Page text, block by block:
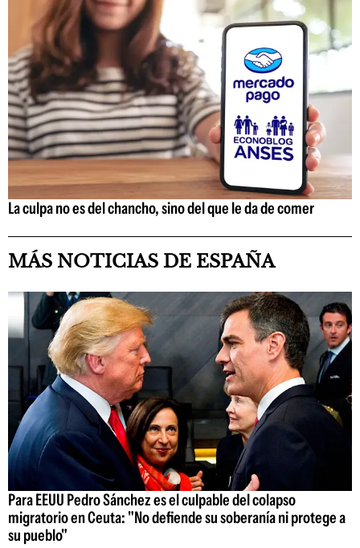
La culpa no es del chancho, sino del que le da de comer
MÁS NOTICIAS DE ESPAÑA
Para EEUU Pedro Sánchez es el culpable del colapso
migratorio en Ceuta: "No defiende su soberanía ni protege a
su pueblo"